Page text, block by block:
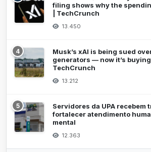
filing shows why the
| TechCrunch
13.450
4
Musk’s xAI is being sued
generators — now it’s buying
TechCrunch
13.212
5
Servidores da UPA recebem
fortalecer atendimento
mental
12.363